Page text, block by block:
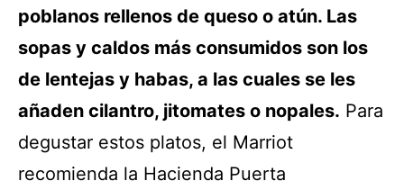
poblanos rellenos de queso o atún. Las
sopas y caldos más consumidos son los
de lentejas y habas, a las cuales se les
añaden cilantro, jitomates o nopales. Para
degustar estos platos, el Marriot
recomienda la Hacienda Puerta